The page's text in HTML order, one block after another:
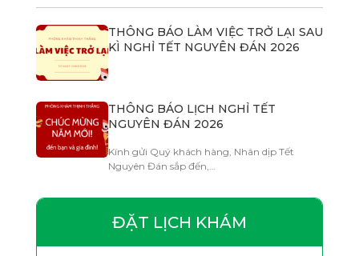
THÔNG BÁO LÀM VIỆC TRỞ LẠI SAU
KÌ NGHỈ TẾT NGUYÊN ĐÁN 2026
THÔNG BÁO LỊCH NGHỈ TẾT
NGUYÊN ĐÁN 2026
Kính gửi Quý khách hàng, Nhân dịp Tết
Nguyên Đán sắp đến,…
ĐẶT LỊCH KHÁM